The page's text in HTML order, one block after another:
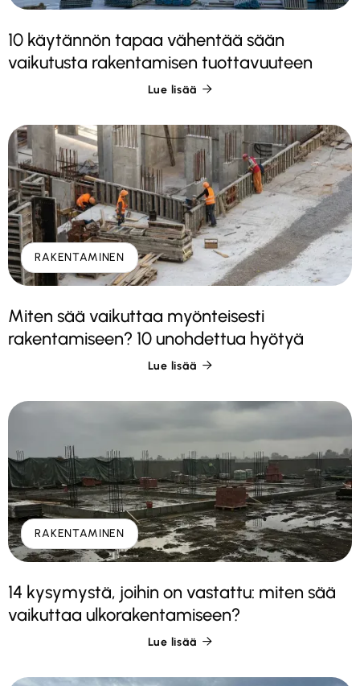
10 käytännön tapaa vähentää sään
vaikutusta rakentamisen tuottavuuteen
Lue lisää 
RAKENTAMINEN
Miten sää vaikuttaa myönteisesti
rakentamiseen? 10 unohdettua hyötyä
Lue lisää 
RAKENTAMINEN
14 kysymystä, joihin on vastattu: miten sää
vaikuttaa ulkorakentamiseen?
Lue lisää 